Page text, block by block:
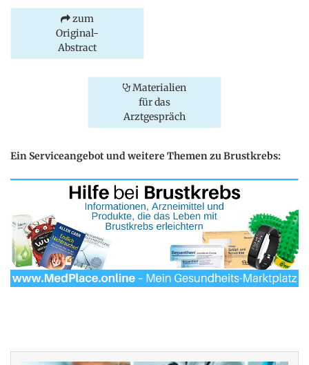
zum
Original-
Abstract
Materialien
für das
Arztgespräch
Ein Serviceangebot und weitere Themen zu Brustkrebs: